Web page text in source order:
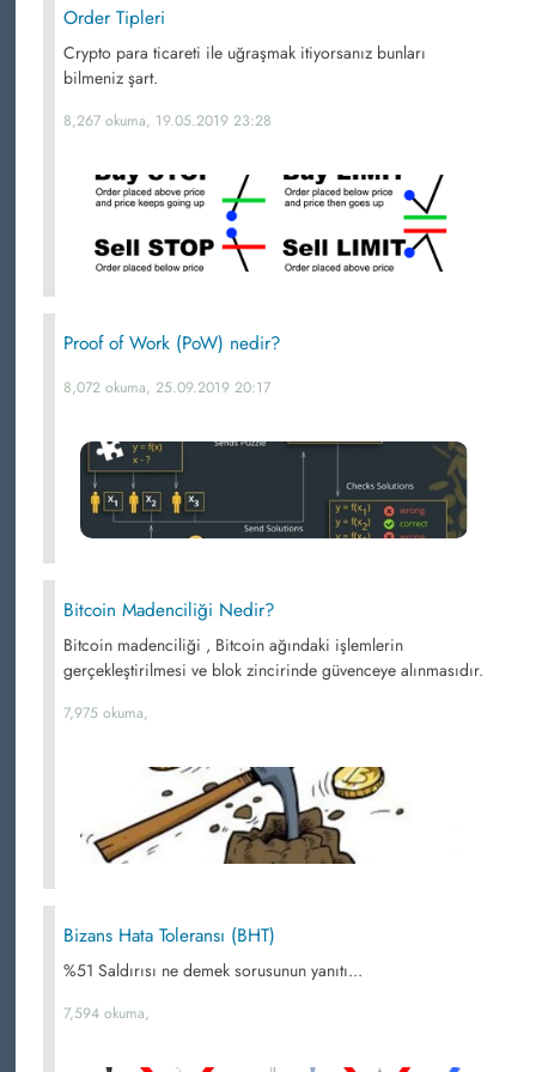
Order Tipleri
Crypto para ticareti ile uğraşmak itiyorsanız bunları
bilmeniz şart.
8,267 okuma, 19.05.2019 23:28
Proof of Work (PoW) nedir?
8,072 okuma, 25.09.2019 20:17
Bitcoin Madenciliği Nedir?
Bitcoin madenciliği , Bitcoin ağındaki işlemlerin
gerçekleştirilmesi ve blok zincirinde güvenceye alınmasıdır.
7,975 okuma,
Bizans Hata Toleransı (BHT)
%51 Saldırısı ne demek sorusunun yanıtı...
7,594 okuma,